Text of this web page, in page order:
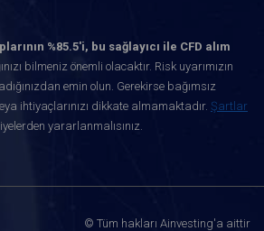
%85.5'i, bu sağlayıcı ile CFD alım
bilmeniz önemli olacaktır. Risk uyarımızın
emin olun. Gerekirse bağımsız
ihtiyaçlarınızı dikkate almamaktadır. Şartlar
yararlanmalısınız.
© Tüm hakları Ainvesting'a aittir